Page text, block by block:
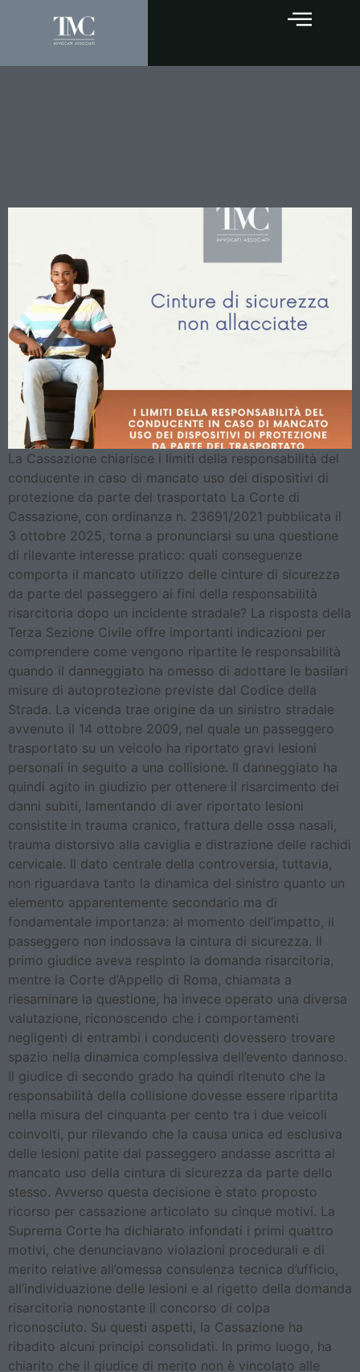
La Cassazione chiarisce i limiti della responsabilità del
conducente in caso di mancato uso dei dispositivi di
protezione da parte del trasportato La Corte di
Cassazione, con ordinanza n. 23691/2021 pubblicata il
3 ottobre 2025, torna a pronunciarsi su una questione
di rilevante interesse pratico: quali conseguenze
comporta il mancato utilizzo delle cinture di sicurezza
da parte del passeggero ai fini della responsabilità
risarcitoria dopo un incidente stradale? La risposta della
Terza Sezione Civile offre importanti indicazioni per
comprendere come vengono ripartite le responsabilità
quando il danneggiato ha omesso di adottare le basilari
misure di autoprotezione previste dal Codice della
Strada. La vicenda trae origine da un sinistro stradale
avvenuto il 14 ottobre 2009, nel quale un passeggero
trasportato su un veicolo ha riportato gravi lesioni
personali in seguito a una collisione. Il danneggiato ha
quindi agito in giudizio per ottenere il risarcimento dei
danni subiti, lamentando di aver riportato lesioni
consistite in trauma cranico, frattura delle ossa nasali,
trauma distorsivo alla caviglia e distrazione delle rachidi
cervicale. Il dato centrale della controversia, tuttavia,
non riguardava tanto la dinamica del sinistro quanto un
elemento apparentemente secondario ma di
fondamentale importanza: al momento dell’impatto, il
passeggero non indossava la cintura di sicurezza. Il
primo giudice aveva respinto la domanda risarcitoria,
mentre la Corte d’Appello di Roma, chiamata a
riesaminare la questione, ha invece operato una diversa
valutazione, riconoscendo che i comportamenti
negligenti di entrambi i conducenti dovessero trovare
spazio nella dinamica complessiva dell’evento dannoso.
Il giudice di secondo grado ha quindi ritenuto che la
responsabilità della collisione dovesse essere ripartita
nella misura del cinquanta per cento tra i due veicoli
coinvolti, pur rilevando che la causa unica ed esclusiva
delle lesioni patite dal passeggero andasse ascritta al
mancato uso della cintura di sicurezza da parte dello
stesso. Avverso questa decisione è stato proposto
ricorso per cassazione articolato su cinque motivi. La
Suprema Corte ha dichiarato infondati i primi quattro
motivi, che denunciavano violazioni procedurali e di
merito relative all’omessa consulenza tecnica d’ufficio,
all’individuazione delle lesioni e al rigetto della domanda
risarcitoria nonostante il concorso di colpa
riconosciuto. Su questi aspetti, la Cassazione ha
ribadito alcuni principi consolidati. In primo luogo, ha
chiarito che il giudice di merito non è vincolato alle